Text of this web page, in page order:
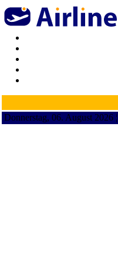
Donnerstag, 06. August 2026 ¦